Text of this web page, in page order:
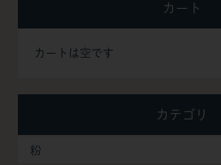
カート
カートは空です
カテゴリ
粉